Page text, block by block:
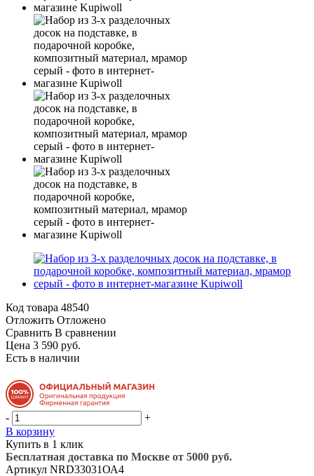
Код товара 48540
Отложить Отложено
Сравнить В сравнении
Цена 3 590 руб.
Есть в наличии
-
+
В корзину
Купить в 1 клик
Бесплатная доставка по Москве от 5000 руб.
Артикул NRD33031ОА4